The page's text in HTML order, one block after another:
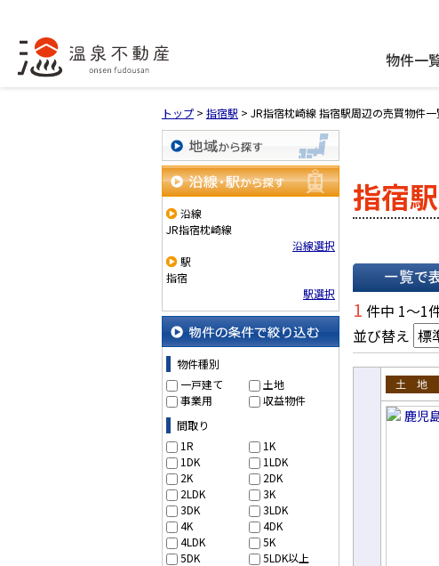
物件一
トップ > 指宿駅 > JR指宿枕崎線 指宿駅周辺の売買物件一
地域から探す
沿線・駅から探す
沿線
JR指宿枕崎線
沿線選択
駅
指宿
駅選択
物件の条件で絞り込む
物件種別
一戸建て
土地
事業用
収益物件
間取り
1R
1K
1DK
1LDK
2K
2DK
2LDK
3K
3DK
3LDK
4K
4DK
4LDK
5K
5DK
5LDK以上
指宿
一覧で表示
1 件中 1～1
並び替え
売土地